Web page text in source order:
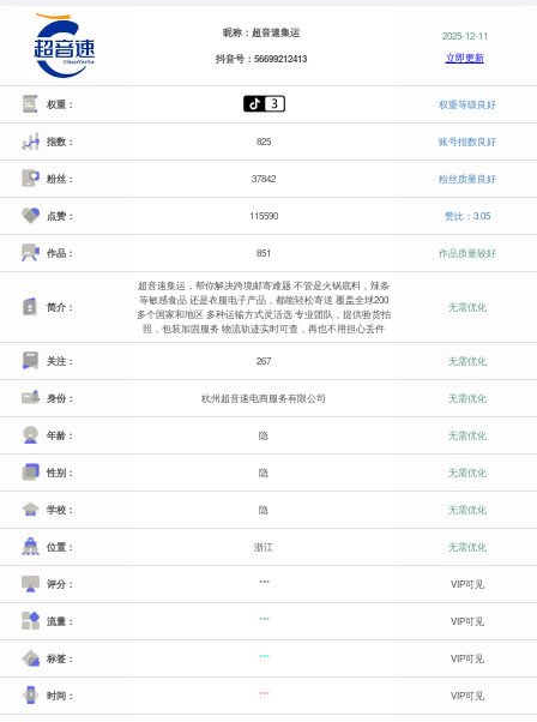
昵称：超音速集运
抖音号：56699212413
2025-12-11
立即更新
权重： 权重等级良好
指数： 825 账号指数良好
粉丝： 37842 粉丝质量良好
点赞： 115590 赞比：3.05
作品： 851 作品质量较好
简介：
超音速集运，帮你解决跨境邮寄难题 不管是火锅底料，辣条
等敏感食品 还是衣服电子产品，都能轻松寄送 覆盖全球200
多个国家和地区 多种运输方式灵活选 专业团队，提供验货拍
照，包装加固服务 物流轨迹实时可查，再也不用担心丢件
无需优化
关注： 267 无需优化
身份： 杭州超音速电商服务有限公司 无需优化
年龄： 隐 无需优化
性别： 隐 无需优化
学校： 隐 无需优化
位置： 浙江 无需优化
评分： *** VIP可见
流量： *** VIP可见
标签： *** VIP可见
时间： *** VIP可见